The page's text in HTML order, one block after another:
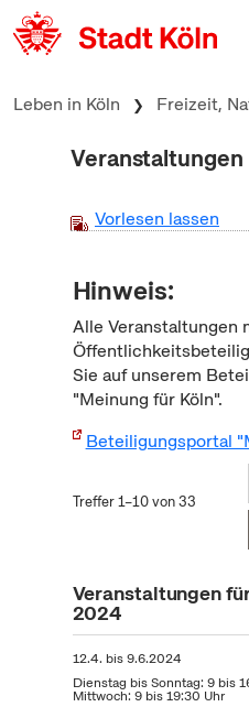
zum Inhalt springen
Leben in Köln Freizeit,
Veranstaltungen
Vorlesen lassen
Hinweis:
Alle Veranstaltungen
Sie auf unserem
"Meinung für Köln".
Beteiligungsportal
Treffer 1–10 von 33
Veranstaltungen
2024
12.4. bis9.6.2024
Dienstag bis Sonntag: 9 bis
Mittwoch: 9 bis 19:30 Uhr